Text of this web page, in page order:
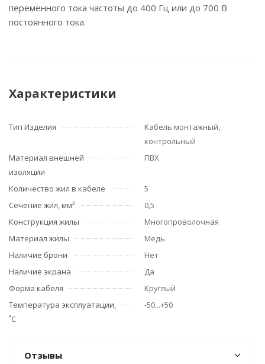
переменного тока частоты до 400 Гц или до 700 В
постоянного тока.
Характеристики
Тип Изделия
Кабель монтажный,
контрольный
Материал внешней
изоляции
ПВХ
Количество жил в кабеле
5
Сечение жил, мм²
0,5
Конструкция жилы
Многопроволочная
Материал жилы
Медь
Наличие брони
Нет
Наличие экрана
Да
Форма кабеля
Круглый
Температура эксплуатации,
˚С
-50...+50
Отзывы